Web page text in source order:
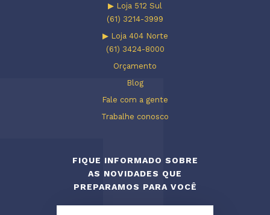
▶ Loja 512 Sul
(61) 3214-3999
▶ Loja 404 Norte
(61) 3424-8000
Orçamento
Blog
Fale com a gente
Trabalhe conosco
FIQUE INFORMADO SOBRE
AS NOVIDADES QUE
PREPARAMOS PARA VOCÊ